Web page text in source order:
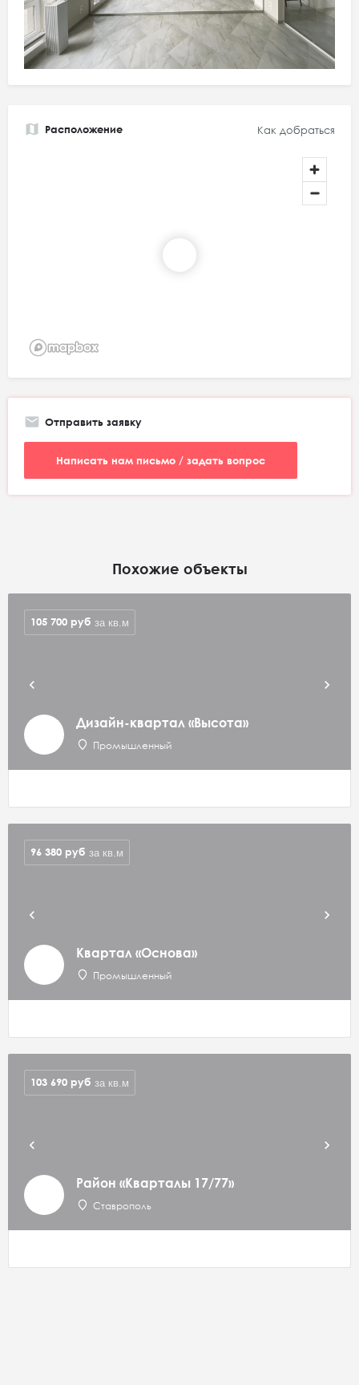
Расположение Как добраться
Отправить заявку
Написать нам письмо / задать вопрос
Похожие объекты
Дизайн-квартал «Высота»
Промышленный
105 700 руб за кв.м
Квартал «Основа»
Промышленный
96 380 руб за кв.м
Район «Кварталы 17/77»
Ставрополь
103 690 руб за кв.м